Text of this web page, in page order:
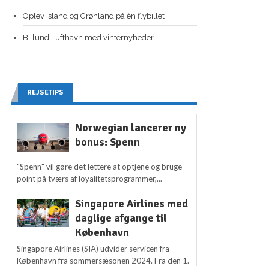
Oplev Island og Grønland på én flybillet
Billund Lufthavn med vinternyheder
REJSETIPS
Norwegian lancerer ny
bonus: Spenn
"Spenn" vil gøre det lettere at optjene og bruge
point på tværs af loyalitetsprogrammer,...
Singapore Airlines med
daglige afgange til
København
Singapore Airlines (SIA) udvider servicen fra
København fra sommersæsonen 2024. Fra den 1.